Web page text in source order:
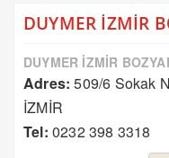
DUYMER İZMİR
DUYMER İZMİR
Adres: 509/6 Sokak
İZMİR
Tel: 0232 398 3318